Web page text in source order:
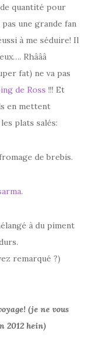
quantité pour
une grande fan
à me séduire! Il
Rhâââ
fat) ne va pas
de Ross !!! Et
en mettent
plats salés:
de brebis.
.
à du piment
remarqué ?)
(je ne vous
2012 hein)